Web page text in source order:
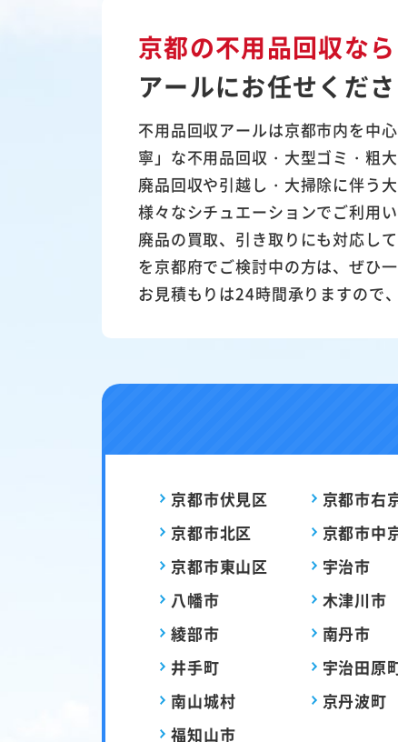
京都の不用品回収なら
アールにお任せくださ
不用品回収アールは京都市内を中
寧」な不用品回収・大型ゴミ・粗
廃品回収や引越し・大掃除に伴う
様々なシチュエーションでご利用い
廃品の買取、引き取りにも対応し
を京都府でご検討中の方は、ぜひ
お見積もりは24時間承りますので
京都市伏見区 京都市右
京都市北区
京都市中
京都市東山区
宇治市
八幡市
木津川市
綾部市
南丹市
井手町
宇治田原
南山城村
京丹波町
福知山市